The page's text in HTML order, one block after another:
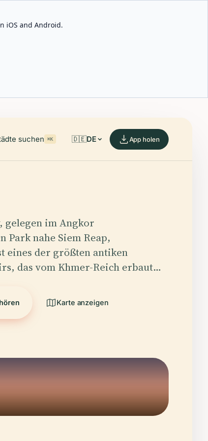
iOS and Android.
suchen ⌘K 🇩🇪DE App holen
gelegen im Angkor
Park nahe Siem Reap,
eines der größten antiken
das vom Khmer-Reich erbaut…
Karte anzeigen